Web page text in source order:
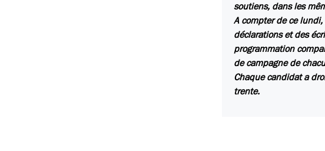
soutiens, dans les
A compter de ce lundi,
déclarations et des
programmation
de campagne de
Chaque candidat a
trente.